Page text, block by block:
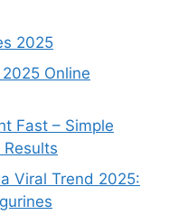
2025
Online
Fast – Simple
Viral Trend 2025: